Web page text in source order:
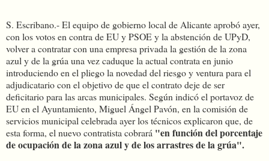
S. Escribano.-El equipo de gobierno local de Alicante aprobó ayer,
con los votos en contra de EU y PSOE y la abstención de UPyD,
volver a contratar con una empresa privada la gestión de la zona
azul y de la grúa una vez caduque la actual contrata en junio
introduciendo en el pliego la novedad del riesgo y ventura para el
adjudicatario con el objetivo de que el contrato deje de ser
deficitario para las arcas municipales. Según indicó el portavoz de
EU en el Ayuntamiento, Miguel Ángel Pavón, en la comisión de
servicios municipal celebrada ayer los técnicos explicaron que, de
esta forma, el nuevo contratista cobrará "en función del porcentaje
de ocupación de la zona azul y de los arrastres de la grúa".